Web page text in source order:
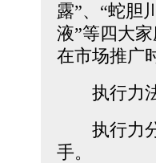
露”、“蛇胆
液”等四大
在市场推广
执行力法
执行力分
手。